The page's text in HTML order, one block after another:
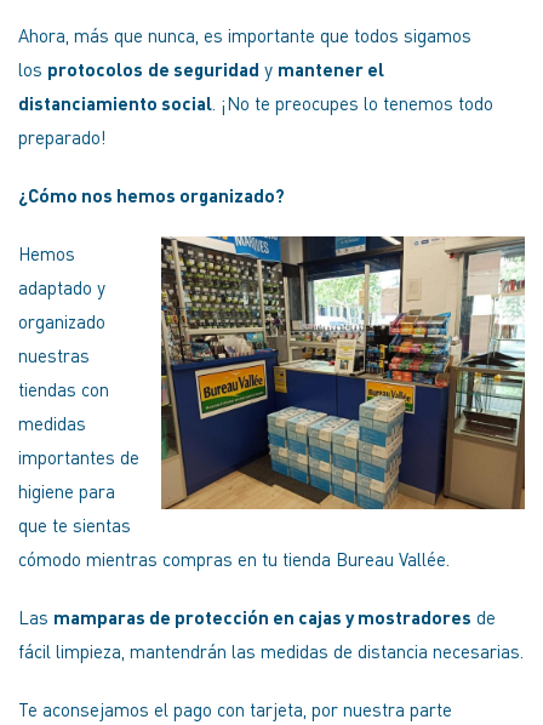
Ahora, más que nunca, es importante que todos sigamos
los protocolos de seguridad y mantener el
distanciamiento social . ¡No te preocupes lo tenemos todo
preparado!
¿Cómo nos hemos organizado?
Hemos
adaptado y
organizado
nuestras
tiendas con
medidas
importantes de
higiene para
que te sientas
cómodo mientras compras en tu tienda Bureau Vallée.
Las mamparas de protección en cajas y mostradores de
fácil limpieza, mantendrán las medidas de distancia necesarias.
Te aconsejamos el pago con tarjeta, por nuestra parte